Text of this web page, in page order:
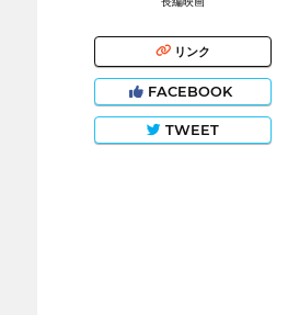
リンク
FACEBOOK
TWEET